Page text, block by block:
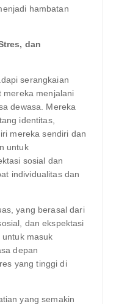
hambatan
dan
serangkaian
mereka menjalani
dewasa. Mereka
identitas,
mereka sendiri dan
untuk
sosial dan
individualitas dan
yang berasal dari
dan ekspektasi
masuk
depan
yang tinggi di
yang semakin